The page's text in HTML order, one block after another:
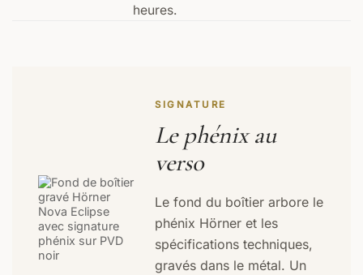
heures.
SIGNATURE
Le phénix au
verso
Le fond du boîtier arbore le
phénix Hörner et les
spécifications techniques,
gravés dans le métal. Un